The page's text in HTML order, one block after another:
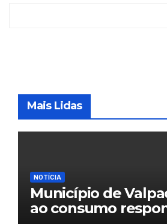
Mais Lidas
NOTÍCIA
Município de
ao consumo